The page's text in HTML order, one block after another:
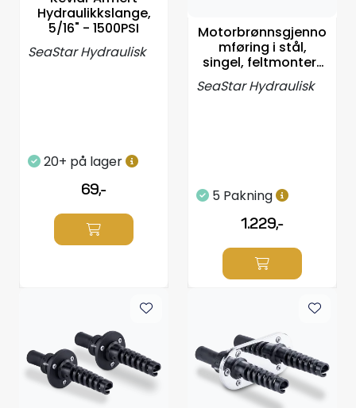
Hydraulikkslange,
5/16" - 1500PSI
SeaStar Hydraulisk
20+ på lager
69,-
Motorbrønnsgjenno
mføring i stål,
singel, feltmontert
-2stk
SeaStar Hydraulisk
5 Pakning
1.229,-